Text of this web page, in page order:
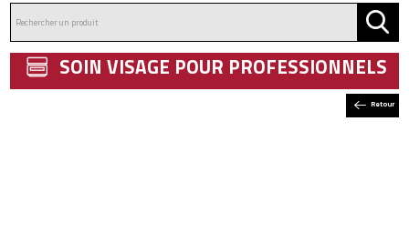
Retour
SOIN VISAGE POUR PROFESSIONNELS